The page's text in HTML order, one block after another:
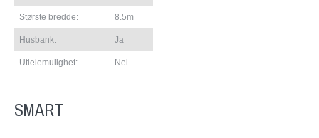
Største bredde: 8.5m
Husbank: Ja
Utleiemulighet: Nei
SMART